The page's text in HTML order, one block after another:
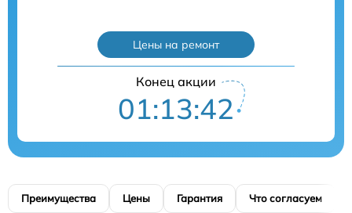
Цены на ремонт
Конец акции
01:13:40
Преимущества Цены Гарантия Что согласуем